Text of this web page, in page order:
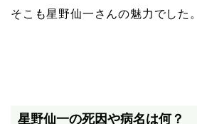
そこも星野仙一さんの魅力でした。
星野仙一の死因や病名は何？